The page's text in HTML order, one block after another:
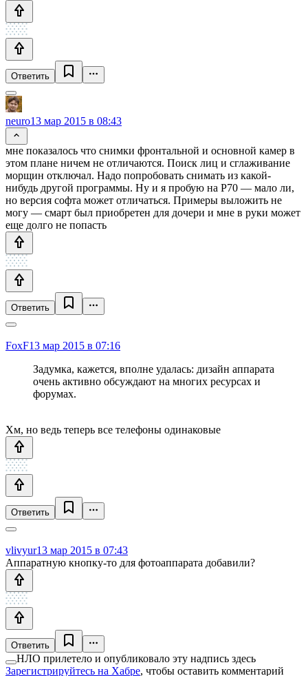
Ответить
neuro13 мар 2015 в 08:43
мне показалось что снимки фронтальной и основной камер в
этом плане ничем не отличаются. Поиск лиц и сглаживание
морщин отключал. Надо попробовать снимать из какой-
нибудь другой программы. Ну и я пробую на P70 — мало ли,
но версия софта может отличаться. Примеры выложить не
могу — смарт был приобретен для дочери и мне в руки может
еще долго не попасть
Ответить
FoxF13 мар 2015 в 07:16
Задумка, кажется, вполне удалась: дизайн аппарата
очень активно обсуждают на многих ресурсах и
форумах.
Хм, но ведь теперь все телефоны одинаковые
Ответить
vlivyur13 мар 2015 в 07:43
Аппаратную кнопку-то для фотоаппарата добавили?
Ответить
НЛО прилетело и опубликовало эту надпись здесь
Зарегистрируйтесь на Хабре, чтобы оставить комментарий